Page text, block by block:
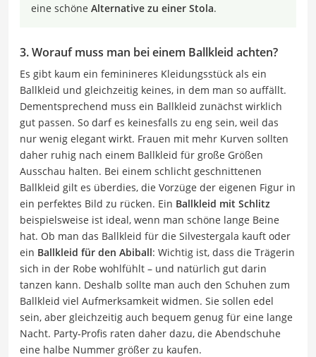
eine schöne Alternative zu einer Stola.
3. Worauf muss man bei einem Ballkleid achten?
Es gibt kaum ein feminineres Kleidungsstück als ein
Ballkleid und gleichzeitig keines, in dem man so auffällt.
Dementsprechend muss ein Ballkleid zunächst wirklich
gut passen. So darf es keinesfalls zu eng sein, weil das
nur wenig elegant wirkt. Frauen mit mehr Kurven sollten
daher ruhig nach einem Ballkleid für große Größen
Ausschau halten. Bei einem schlicht geschnittenen
Ballkleid gilt es überdies, die Vorzüge der eigenen Figur in
ein perfektes Bild zu rücken. Ein Ballkleid mit Schlitz
beispielsweise ist ideal, wenn man schöne lange Beine
hat. Ob man das Ballkleid für die Silvestergala kauft oder
ein Ballkleid für den Abiball: Wichtig ist, dass die Trägerin
sich in der Robe wohlfühlt – und natürlich gut darin
tanzen kann. Deshalb sollte man auch den Schuhen zum
Ballkleid viel Aufmerksamkeit widmen. Sie sollen edel
sein, aber gleichzeitig auch bequem genug für eine lange
Nacht. Party-Profis raten daher dazu, die Abendschuhe
eine halbe Nummer größer zu kaufen.